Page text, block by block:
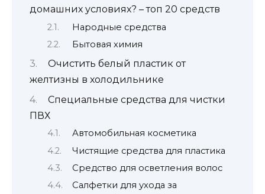
домашних условиях? – топ 20 средств
Народные средства
Бытовая химия
Очистить белый пластик от
желтизны в холодильнике
Специальные средства для чистки
ПВХ
Автомобильная косметика
Чистящие средства для пластика
Средство для осветления волос
Салфетки для ухода за